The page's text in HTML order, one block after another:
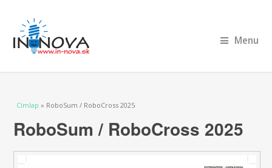
Menu
Jelenlegi hely
Címlap » RoboSum / RoboCross 2025
RoboSum / RoboCross 2025